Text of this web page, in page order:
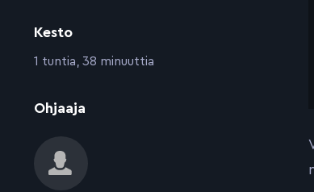
Kesto
:1 tuntia, 38 minuuttia
Ohjaaja